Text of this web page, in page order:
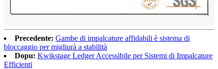
Precedente: Gambe di impalcature affidabili è sistema di
bloccaggio per migliurà a stabilità
Dopu: Kwikstage Ledger Accessibile per Sistemi di Impalcature
Efficienti